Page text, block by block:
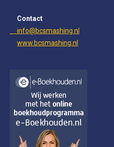
Contact
info@bcsmashing.nl
www.bcsmashing.nl